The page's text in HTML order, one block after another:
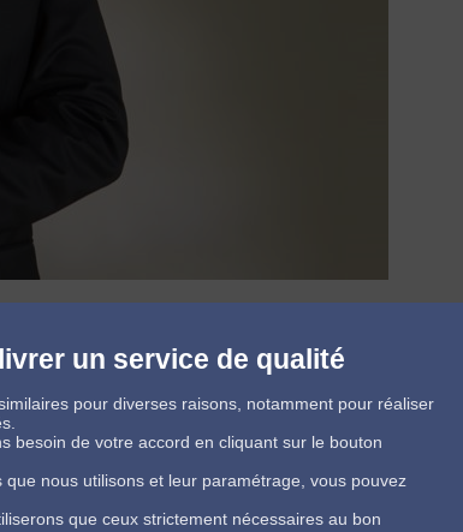
Générales de Vente Politique de protection des données
un service de qualité
pour diverses raisons, notamment pour réaliser
besoin de votre accord en cliquant sur le bouton
nous utilisons et leur paramétrage, vous pouvez
que ceux strictement nécessaires au bon